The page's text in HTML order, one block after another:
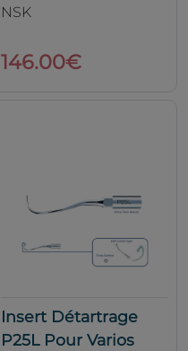
NSK
146.00€
Insert Détartrage
P25L Pour Varios